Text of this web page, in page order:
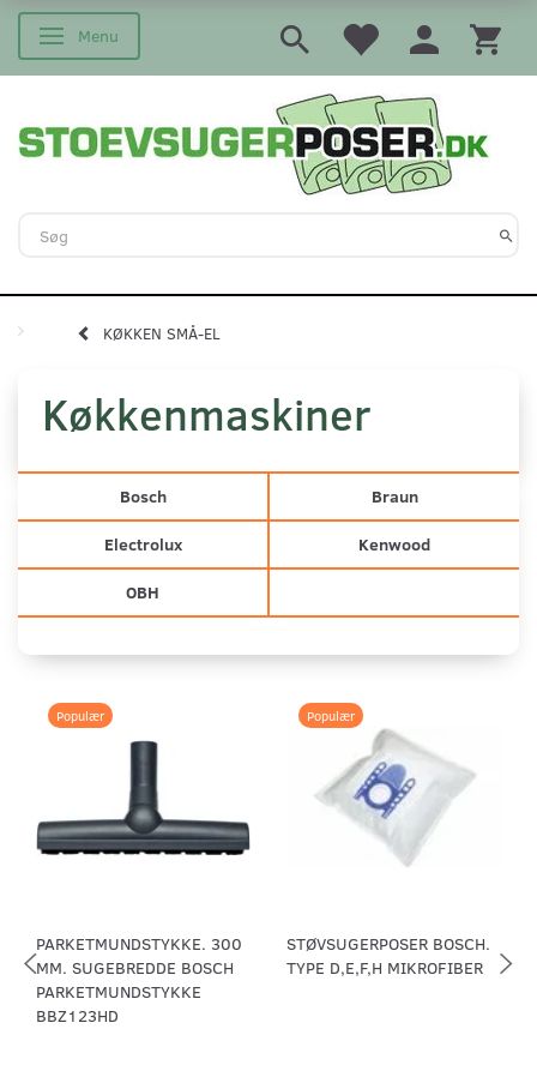
Skifte navigation
Menu
KØKKEN SMÅ-EL
Køkkenmaskiner
Bosch Braun
Electrolux Kenwood
OBH
Populær
PARKETMUNDSTYKKE. 300
MM. SUGEBREDDE BOSCH
PARKETMUNDSTYKKE
BBZ123HD
Populær
STØVSUGERPOSER BOSCH.
TYPE D,E,F,H MIKROFIBER